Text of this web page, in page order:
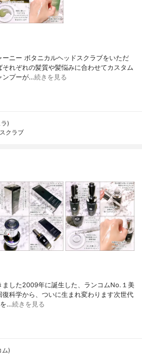
ーニー ボタニカルヘッドスクラブをいただ
それぞれの髪質や髪悩みに合わせてカスタム
ンプーが…続きを見る
)
クラブ
ました2009年に誕生した、ランコムNo.１美
科学から、ついに生まれ変わります次世代
…続きを見る
ム)